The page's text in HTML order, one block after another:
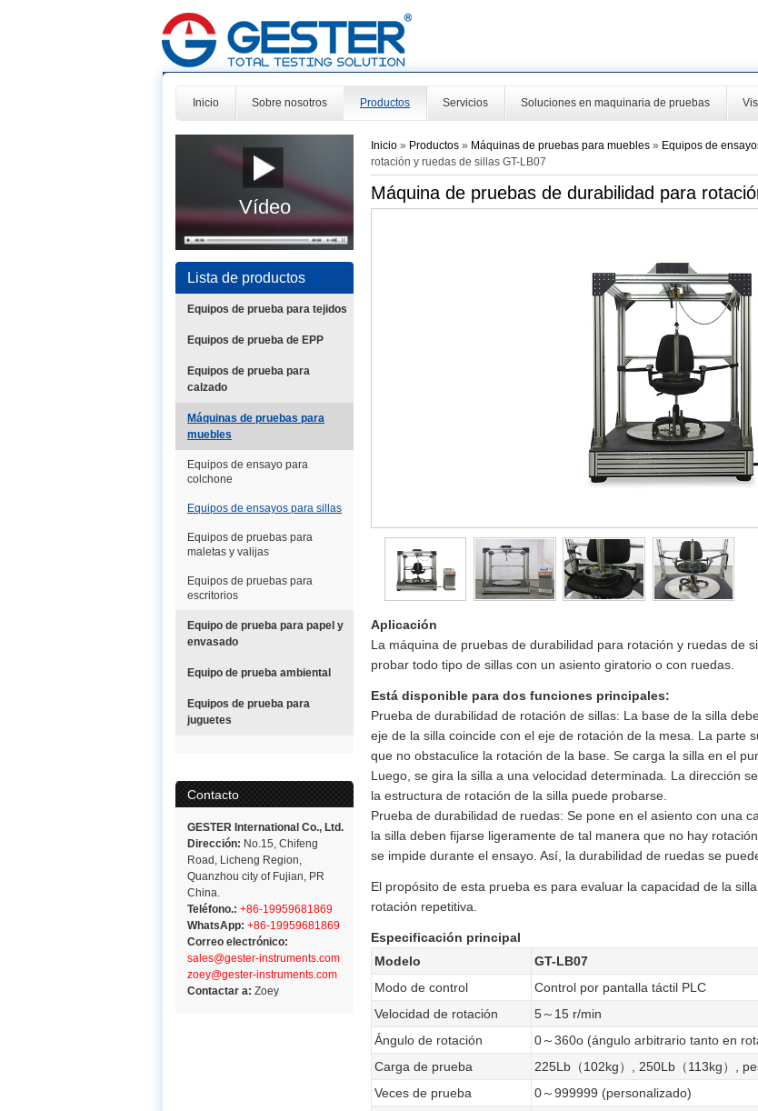
Inicio Sobre nosotros Productos Servicios Soluciones en maquinaria de pruebas
Vídeo
Lista de productos
Equipos de prueba para tejidos
Equipos de prueba de EPP
Equipos de prueba para
calzado
Máquinas de pruebas para
muebles
Equipos de ensayo para
colchone
Equipos de ensayos para sillas
Equipos de pruebas para
maletas y valijas
Equipos de pruebas para
escritorios
Equipo de prueba para papel y
envasado
Equipo de prueba ambiental
Equipos de prueba para
juguetes
Contacto
GESTER International Co., Ltd.
Dirección: No.15, Chifeng
Road, Licheng Region,
Quanzhou city of Fujian, PR
China.
Teléfono.: +86-19959681869
WhatsApp: +86-19959681869
Correo electrónico:
sales@gester-instruments.com
zoey@gester-instruments.com
Contactar a: Zoey
Inicio » Productos » Máquinas de pruebas para muebles » Equipos de
rotación y ruedas de sillas GT-LB07
Máquina de pruebas de durabilidad para
Aplicación
La máquina de pruebas de durabilidad para rotación y ruedas de
probar todo tipo de sillas con un asiento giratorio o con ruedas.
Está disponible para dos funciones principales:
Prueba de durabilidad de rotación de sillas: La base de la silla
eje de la silla coincide con el eje de rotación de la mesa. La parte
que no obstaculice la rotación de la base. Se carga la silla en el
Luego, se gira la silla a una velocidad determinada. La dirección
la estructura de rotación de la silla puede probarse.
Prueba de durabilidad de ruedas: Se pone en el asiento con una
la silla deben fijarse ligeramente de tal manera que no hay
se impide durante el ensayo. Así, la durabilidad de ruedas se
El propósito de esta prueba es para evaluar la capacidad de la
rotación repetitiva.
Especificación principal
Modelo
GT-LB07
Modo de control
Control por pantalla táctil PLC
Velocidad de rotación
5～15 r/min
Ángulo de rotación
0～360o (ángulo arbitrario tanto en
Carga de prueba
225Lb（102kg）, 250Lb（113kg）,
Veces de prueba
0～999999 (personalizado)